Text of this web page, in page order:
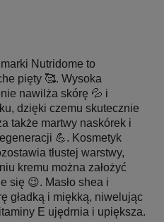
Nutridome to
pięty 🥰. Wysoka
nawilża skórę 💦 i
dzięki czemu skutecznie
także martwy naskórek i
💪. Kosmetyk
tłustej warstwy,
kremu można założyć
się 😉. Masło shea i
gładką i miękką, niwelując
E ujędrnia i upiększa.